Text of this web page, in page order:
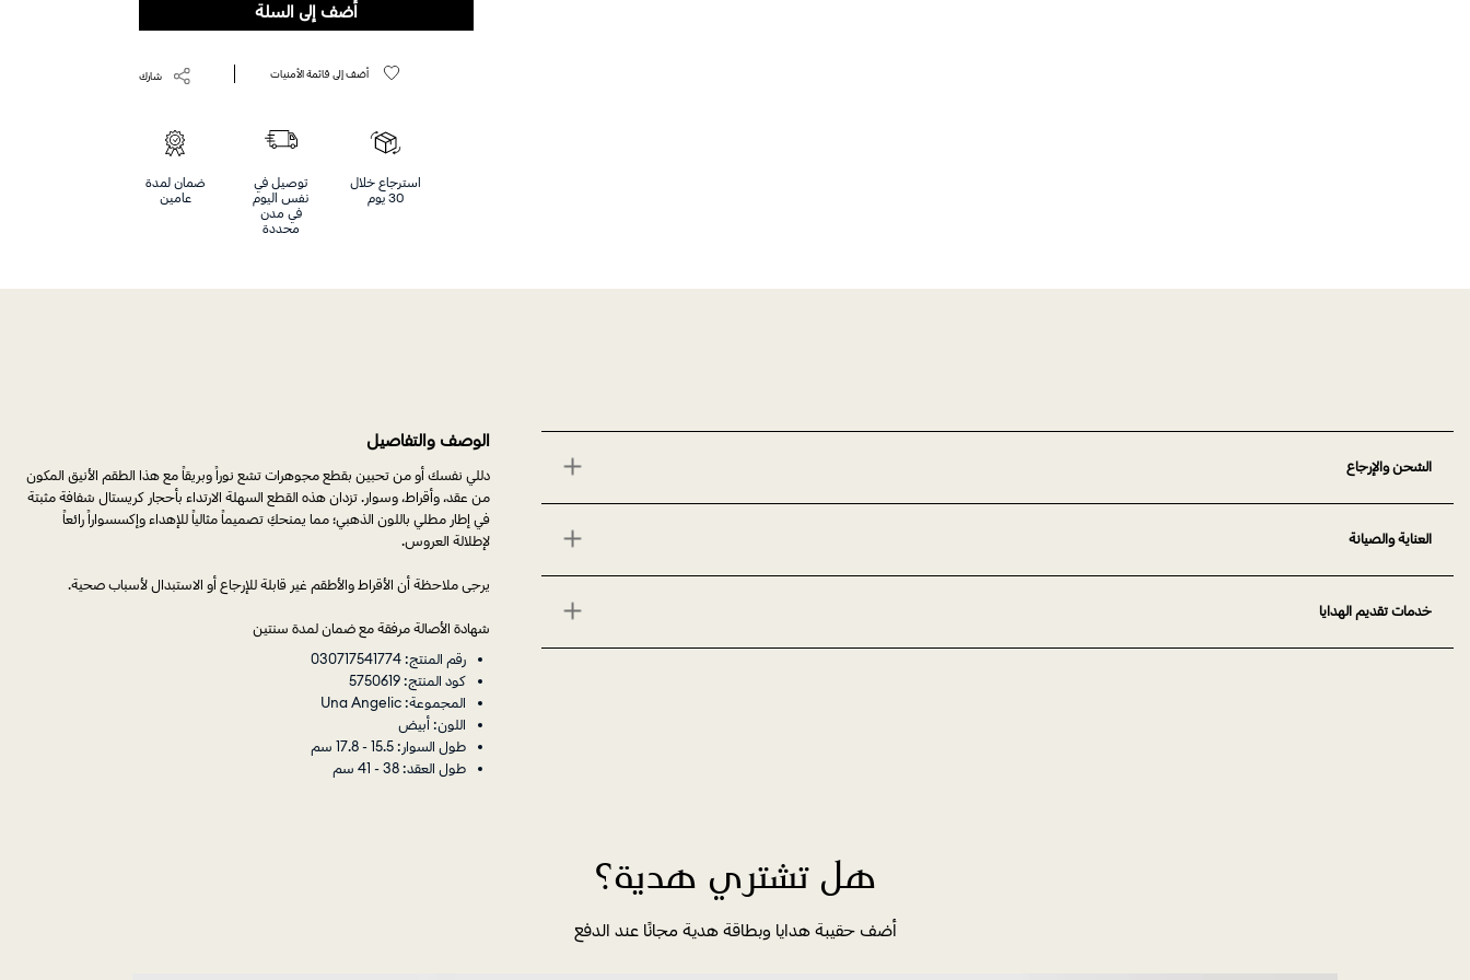
أضف إلى السلة
أضف إلى قائمة الأمنيات شارك
استرجاع خلال
30 يوم
توصيل في
نفس اليوم
في مدن
محددة
ضمان لمدة
عامين
الشحن والإرجاع
العناية والصيانة
خدمات تقديم الهدايا
الوصف والتفاصيل
دللي نفسك أو من تحبين بقطع مجوهرات تشع نوراً وبريقاً مع هذا الطقم الأنيق المكون
من عقد، وأقراط، وسوار. تزدان هذه القطع السهلة الارتداء بأحجار كريستال شفافة مثبتة
في إطار مطلي باللون الذهبي؛ مما يمنحكِ تصميماً مثالياً للإهداء وإكسسواراً رائعاً
لإطلالة العروس.
يرجى ملاحظة أن الأقراط والأطقم غير قابلة للإرجاع أو الاستبدال لأسباب صحية.
شهادة الأصالة مرفقة مع ضمان لمدة سنتين
رقم المنتج: 030717541774
كود المنتج: 5750619
المجموعة: Una Angelic
اللون: أبيض
طول السوار: 15.5 - 17.8 سم
طول العقد: 38 - 41 سم
هل تشتري هدية؟
أضف حقيبة هدايا وبطاقة هدية مجانًا عند الدفع